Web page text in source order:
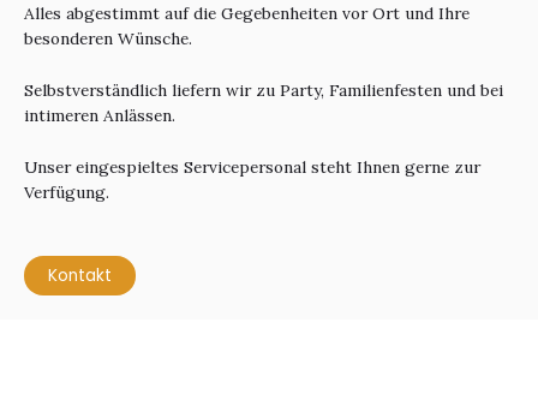
Alles abgestimmt auf die Gegebenheiten vor Ort und Ihre
besonderen Wünsche.
Selbstverständlich liefern wir zu Party, Familienfesten und bei
intimeren Anlässen.
Unser eingespieltes Servicepersonal steht Ihnen gerne zur
Verfügung.
Kontakt